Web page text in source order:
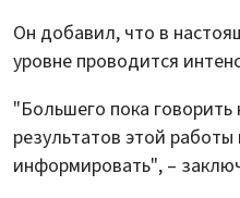
Он добавил, что в
уровне проводится
"Большего пока
результатов этой
информировать", –